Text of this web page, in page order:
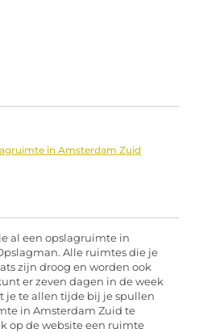
in Amsterdam Zuid
al een opslagruimte in
Alle ruimtes die je
zijn droog en worden ook
er zeven dagen in de week
je te allen tijde bij je spullen
in Amsterdam Zuid te
op de website een ruimte